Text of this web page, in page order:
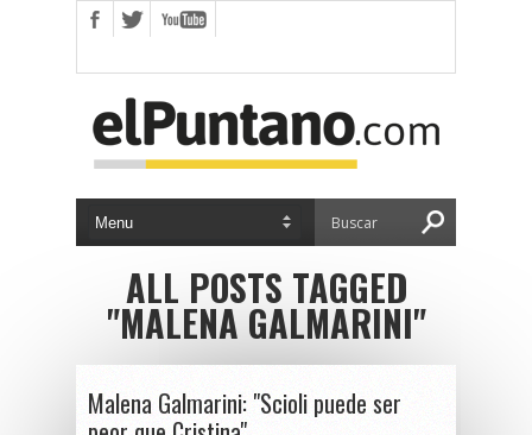
ALL POSTS TAGGED
"MALENA GALMARINI"
Malena Galmarini: "Scioli puede ser